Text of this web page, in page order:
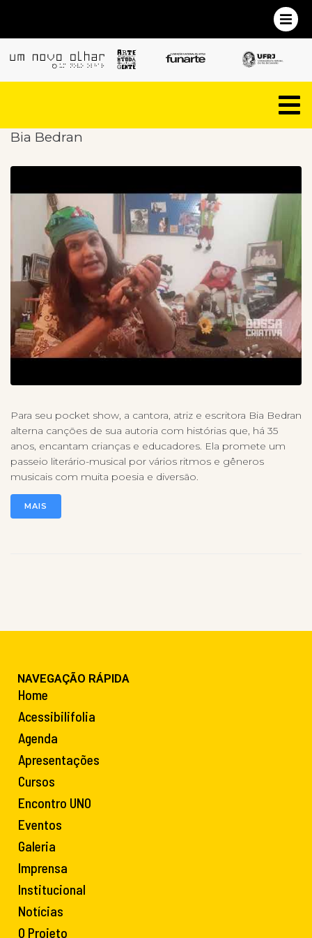
Bia Bedran
Para seu pocket show, a cantora, atriz e escritora Bia Bedran
alterna canções de sua autoria com histórias que, há 35
anos, encantam crianças e educadores. Ela promete um
passeio literário-musical por vários ritmos e gêneros
musicais com muita poesia e diversão.
MAIS
NAVEGAÇÃO RÁPIDA
Home
Acessibilifolia
Agenda
Apresentações
Cursos
Encontro UNO
Eventos
Galeria
Imprensa
Institucional
Notícias
O Projeto